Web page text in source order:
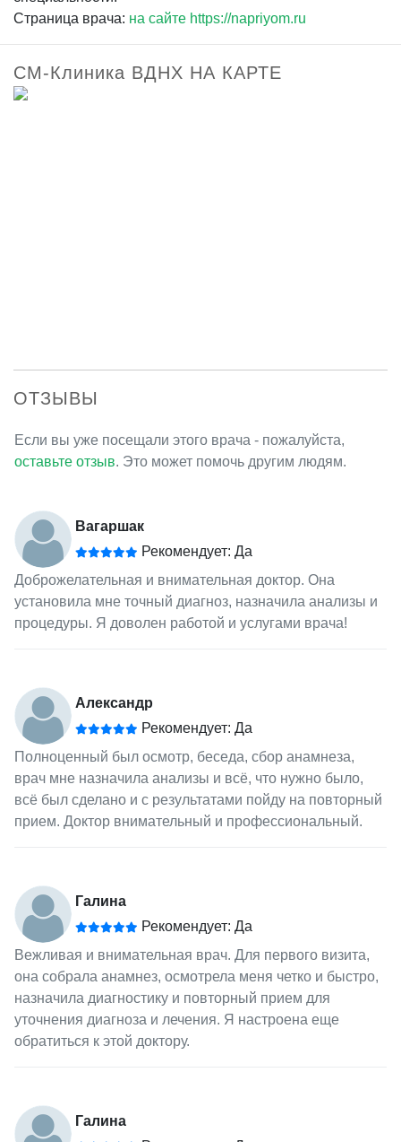
Страница врача: на сайте https://napriyom.ru
СМ-Клиника ВДНХ НА КАРТЕ
ОТЗЫВЫ
Если вы уже посещали этого врача - пожалуйста,
оставьте отзыв. Это может помочь другим людям.
Вагаршак
Рекомендует: Да
Доброжелательная и внимательная доктор. Она
установила мне точный диагноз, назначила анализы и
процедуры. Я доволен работой и услугами врача!
Александр
Рекомендует: Да
Полноценный был осмотр, беседа, сбор анамнеза,
врач мне назначила анализы и всё, что нужно было,
всё был сделано и с результатами пойду на повторный
прием. Доктор внимательный и профессиональный.
Галина
Рекомендует: Да
Вежливая и внимательная врач. Для первого визита,
она собрала анамнез, осмотрела меня четко и быстро,
назначила диагностику и повторный прием для
уточнения диагноза и лечения. Я настроена еще
обратиться к этой доктору.
Галина